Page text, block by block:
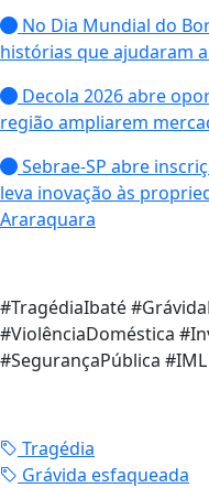
No Dia Mundial do
histórias que ajudaram
Decola 2026 abre
região ampliarem
Sebrae-SP abre
leva inovação às
Araraquara
#TragédiaIbaté
#ViolênciaDoméstica
#SegurançaPública
Tragédia
Grávida esfaqueada